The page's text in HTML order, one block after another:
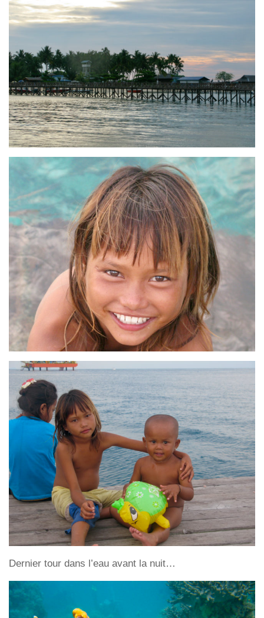
Dernier tour dans l’eau avant la nuit…